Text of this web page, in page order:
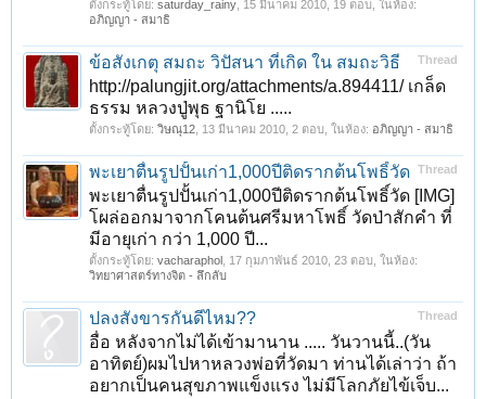
ตั้งกระทู้โดย: saturday_rainy 15 มีนาคม 2010 , 19 ตอบ, ในห้อง:
อภิญญา - สมาธิ
Thread
ข้อสังเกตุ สมถะ วิปัสนา ที่เกิด ใน สมถะวิธี
http://palungjit.org/attachments/a.894411/ เกล็ด
ธรรม หลวงปู่พุธ ฐานิโย .....
ตั้งกระทู้โดย: วิษณุ12 13 มีนาคม 2010 , 2 ตอบ, ในห้อง: อภิญญา - สมาธิ
Thread
พะเยาตื่นรูปปั้นเก่า1,000ปีติดรากต้นโพธิ์วัด
พะเยาตื่นรูปปั้นเก่า1,000ปีติดรากต้นโพธิ์วัด [IMG]
โผล่ออกมาจากโคนต้นศรีมหาโพธิ์ วัดป่าสักคำ ที่
มีอายุเก่า กว่า 1,000 ปี...
ตั้งกระทู้โดย: vacharaphol 17 กุมภาพันธ์ 2010 , 23 ตอบ, ในห้อง:
วิทยาศาสตร์ทางจิต - ลึกลับ
Thread
ปลงสังขารกันดีไหม??
อื่อ หลังจากไม่ได้เข้ามานาน ..... วันวานนี้..(วัน
อาทิตย์)ผมไปหาหลวงพ่อที่วัดมา ท่านได้เล่าว่า ถ้า
อยากเป็นคนสุขภาพแข็งแรง ไม่มีโลกภัยไข้เจ็บ...